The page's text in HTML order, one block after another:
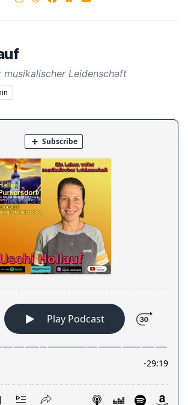
musikalischer Leidenschaft